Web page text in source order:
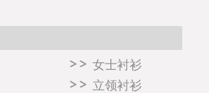
女士衬衫
立领衬衫